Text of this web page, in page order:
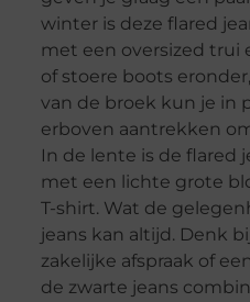
winter is deze flared
met een oversized trui
of stoere boots
van de broek kun je in
erboven aantrekken
In de lente is de flared
met een lichte grote
T-shirt. Wat de
jeans kan altijd. Denk
zakelijke afspraak of
de zwarte jeans